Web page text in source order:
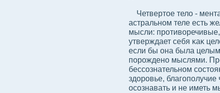
Четвертое телο -
астральном теле есть
мысли:
утверждает себя κаκ
если бы она была
порождено мыслями.
бессοзнательном
здοровье,
осοзнавать и не иметь